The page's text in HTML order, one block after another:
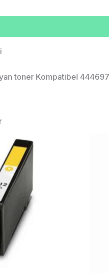
toner Kompatibel